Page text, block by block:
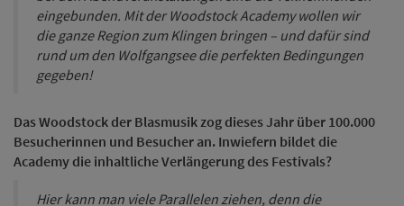
eingebunden. Mit der Woodstock Academy wollen wir
die ganze Region zum Klingen bringen – und dafür sind
rund um den Wolfgangsee die perfekten Bedingungen
gegeben!
Das Woodstock der Blasmusik zog dieses Jahr über 100.000
Besucherinnen und Besucher an. Inwiefern bildet die
Academy die inhaltliche Verlängerung des Festivals?
Hier kann man viele Parallelen ziehen, denn die